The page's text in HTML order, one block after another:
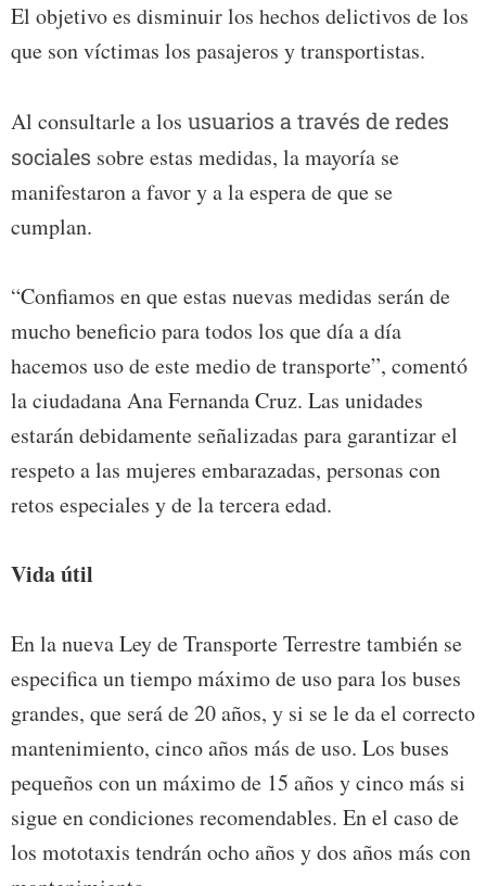
El objetivo es disminuir los hechos delictivos de los
que son víctimas los pasajeros y transportistas.
Al consultarle a los usuarios a través de redes
sociales sobre estas medidas, la mayoría se
manifestaron a favor y a la espera de que se
cumplan.
“Confiamos en que estas nuevas medidas serán de
mucho beneficio para todos los que día a día
hacemos uso de este medio de transporte”, comentó
la ciudadana Ana Fernanda Cruz. Las unidades
estarán debidamente señalizadas para garantizar el
respeto a las mujeres embarazadas, personas con
retos especiales y de la tercera edad.
Vida útil
En la nueva Ley de Transporte Terrestre también se
especifica un tiempo máximo de uso para los buses
grandes, que será de 20 años, y si se le da el correcto
mantenimiento, cinco años más de uso. Los buses
pequeños con un máximo de 15 años y cinco más si
sigue en condiciones recomendables. En el caso de
los mototaxis tendrán ocho años y dos años más con